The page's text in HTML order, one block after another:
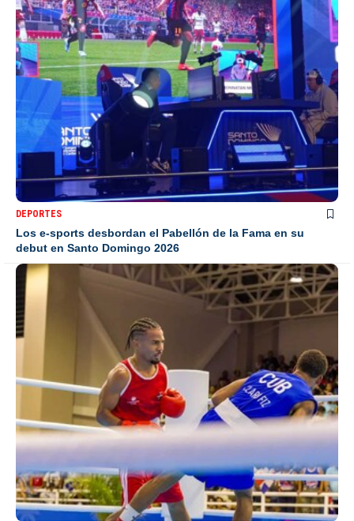
DEPORTES
Los e-sports desbordan el Pabellón de la Fama en su
debut en Santo Domingo 2026